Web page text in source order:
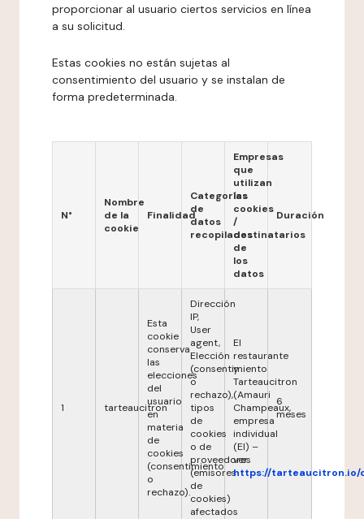
proporcionar al usuario ciertos servicios en línea
a su solicitud.
Estas cookies no están sujetas al
consentimiento del usuario y se instalan de
forma predeterminada.
N°
Nombre
de la
cookie
Finalidad
Categorías
de
datos
recopilados
Empresas
que
utilizan
las
cookies
/
destinatarios
de
los
datos
Duración
1 tarteaucitron
Esta
cookie
conserva
las
elecciones
del
usuario
en
materia
de
cookies
(consentimiento
o
rechazo).
Dirección
IP,
User
agent,
Elección
(consentimiento
o
rechazo),
tipos
de
cookies
o de
proveedores
(emisores
de
cookies)
afectados
El
restaurante
y
Tarteaucitron
(Amauri
Champeaux,
empresa
individual
(EI) –
ver
https://tarteaucitron.io/
6
meses